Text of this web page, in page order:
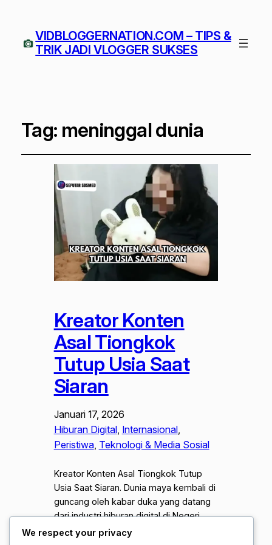
VIDBLOGGERNATION.COM – TIPS &
TRIK JADI VLOGGER SUKSES
Tag: meninggal dunia
Kreator Konten
Asal Tiongkok
Tutup Usia Saat
Siaran
Januari 17, 2026
Hiburan Digital, Internasional
Peristiwa, Teknologi & Media Sosial
Kreator Konten Asal Tiongkok Tutup
Usia Saat Siaran. Dunia maya kembali di
guncang oleh kabar duka yang datang
dari industri hiburan digital di Negeri
Tirai Bambu. Seorang kreator konten
We respect your privacy